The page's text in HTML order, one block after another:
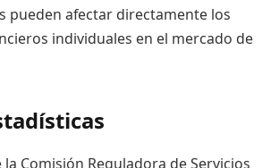
pueden afectar directamente los
individuales en el mercado de
Comisión Reguladora de Servicios